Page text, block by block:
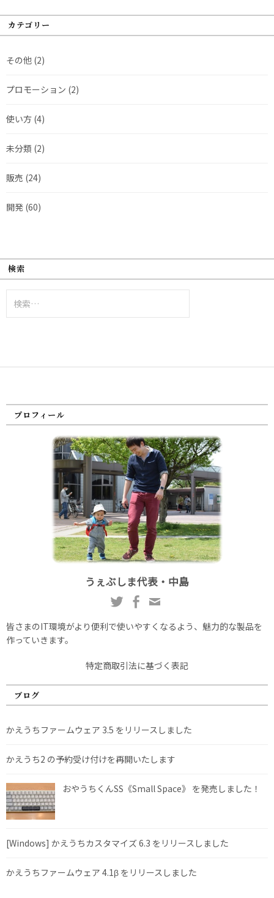
カテゴリー
その他 (2)
プロモーション (2)
使い方 (4)
未分類 (2)
販売 (24)
開発 (60)
検索
索:
プロフィール
うぇぶしま代表・中島
皆さまのIT環境がより便利で使いやすくなるよう、魅力的な製品を
作っていきます。
特定商取引法に基づく表記
ブログ
かえうちファームウェア 3.5 をリリースしました
かえうち2 の予約受け付けを再開いたします
おやうちくんSS《Small Space》 を発売しました！
[Windows] かえうちカスタマイズ 6.3 をリリースしました
かえうちファームウェア 4.1β をリリースしました